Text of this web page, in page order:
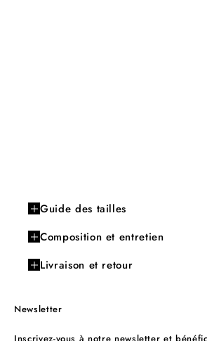
Guide des tailles
Composition et entretien
Livraison et retour
Newsletter